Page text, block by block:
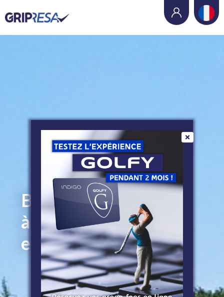
Bookez votre départ
à tout moment
et en 1 clic